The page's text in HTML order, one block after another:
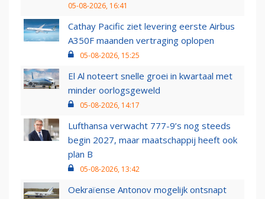
05-08-2026, 16:41
Cathay Pacific ziet levering eerste Airbus
A350F maanden vertraging oplopen
05-08-2026, 15:25
El Al noteert snelle groei in kwartaal met
minder oorlogsgeweld
05-08-2026, 14:17
Lufthansa verwacht 777-9’s nog steeds
begin 2027, maar maatschappij heeft ook
plan B
05-08-2026, 13:42
Oekraïense Antonov mogelijk ontsnapt